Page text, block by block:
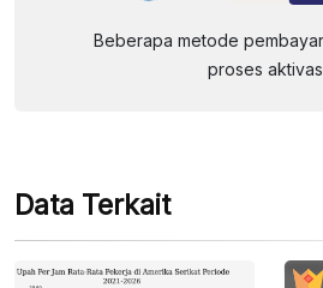
Beberapa metode
proses
Data Terkait